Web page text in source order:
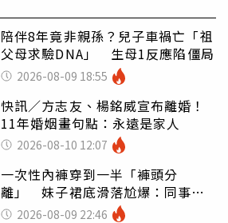
陪伴8年竟非親孫？兒子車禍亡「祖
父母求驗DNA」 生母1反應陷僵局
2026-08-09 18:55
快訊／方志友、楊銘威宣布離婚！
11年婚姻畫句點：永遠是家人
2026-08-10 12:07
一次性內褲穿到一半「褲頭分
離」 妹子裙底滑落尬爆：同事全
看光2026-08-09 22:46